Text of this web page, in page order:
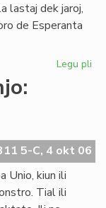
lastaj dek jaroj,
de Esperanta
Legu pli
5-C, 4 okt 06
Unio, kiun ili
Tial ili